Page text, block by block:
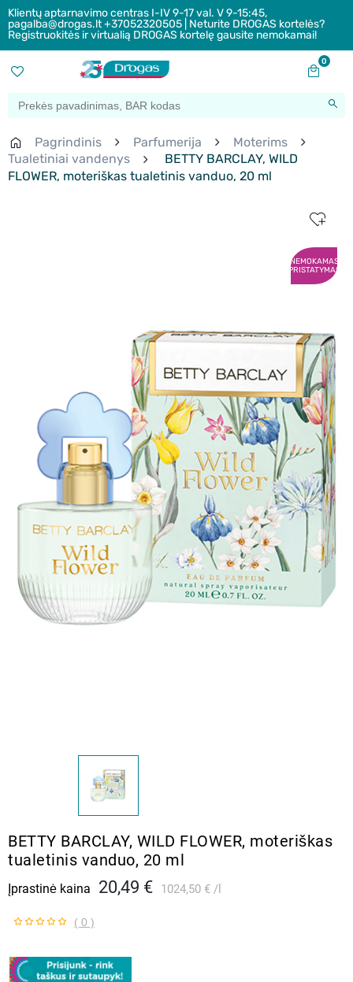
Klientų aptarnavimo centras I-IV 9-17 val. V 9-15:45,
pagalba@drogas.lt +37052320505 | Neturite DROGAS kortelės?
Registruokitės ir virtualią DROGAS kortelę gausite nemokamai!
0
Pagrindinis Parfumerija
Moterims
Tualetiniai vandenys
BETTY BARCLAY, WILD
FLOWER, moteriškas tualetinis vanduo, 20 ml
NEMOKAMAS
PRISTATYMAS
BETTY BARCLAY, WILD FLOWER, moteriškas
tualetinis vanduo, 20 ml
Įprastinė kaina 20,49 € 1024,50 €
( 0 )